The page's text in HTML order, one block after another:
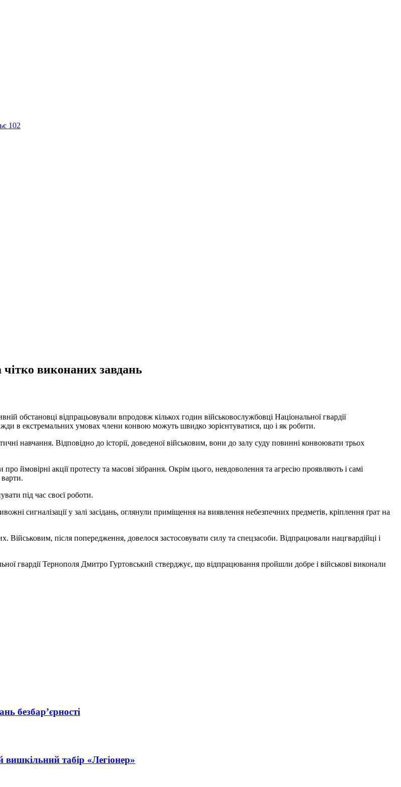
102
чітко виконаних завдань
обстановці відпрацьовували впродовж кількох годин військовослужбовці Національної гвардії
в екстремальних умовах члени конвою можуть швидко зорієнтуватися, що і як робити.
навчання. Відповідно до історії, доведеної військовим, вони до залу суду повинні конвоювати трьох
ймовірні акції протесту та масові зібрання. Окрім цього, невдоволення та агресію проявляють і самі
під час своєї роботи.
сигналізації у залі засідань, оглянули приміщення на виявлення небезпечних предметів, кріплення ґрат на
Військовим, після попередження, довелося застосовувати силу та спецзасоби. Відпрацювали нацгвардійці і
гвардії Тернополя Дмитро Гуртовський стверджує, що відпрацювання пройшли добре і військові виконали
безбар’єрності
вишкільний табір «Легіонер»